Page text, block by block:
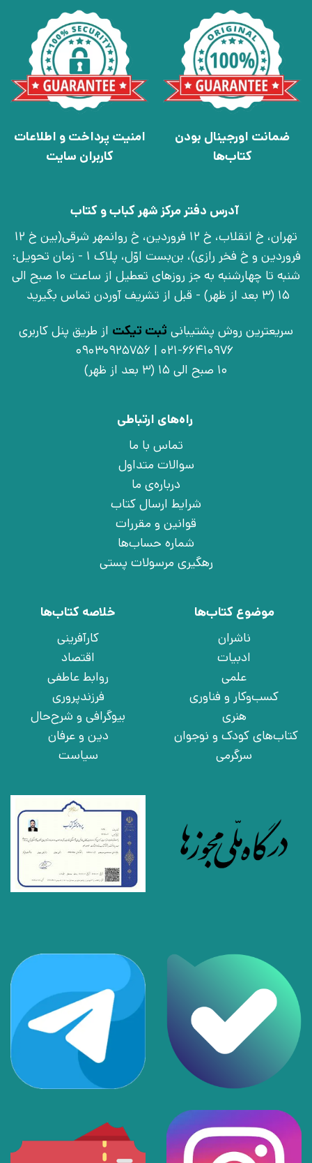
ضمانت اورجینال بودن
کتاب‌ها
امنیت پرداخت و اطلاعات
کاربران سایت
آدرس دفتر مرکز شهر کباب و کتاب
تهران، خ انقلاب، خ 12 فروردین، خ روانمهر شرقی(بین خ 12
فروردین و خ فخر رازی)، بن‌بست اوّل، پلاک 1 - زمان تحویل:
شنبه تا چهارشنبه به جز روزهای تعطیل از ساعت 10 صبح الی
15 (3 بعد از ظهر) - قبل از تشریف آوردن تماس بگیرید
سریعترین روش پشتیبانی ثبت تیکت از طریق پنل کاربری
021-66410976 | 09030925756
10 صبح الی 15 (3 بعد از ظهر)
راه‌های ارتباطی
تماس با ما
سوالات متداول
درباره‌ی ما
شرایط ارسال کتاب
قوانین و مقررات
شماره حساب‌ها
رهگیری مرسولات پستی
موضوع کتاب‌ها
ناشران
ادبیات
علمی
کسب‌وکار و فناوری
هنری
کتاب‌های کودک و نوجوان
سرگرمی
خلاصه کتاب‌ها
کارآفرینی
اقتصاد
روابط عاطفی
فرزندپروری
بیوگرافی و شرح‌حال
دین و عرفان
سیاست